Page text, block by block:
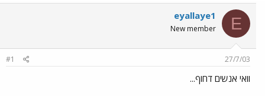
נ
ב
ת
ך
E
eyallaye1
New member
27/7/03
#1
וואי אנשים דחוף...